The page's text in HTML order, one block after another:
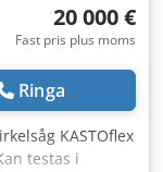
20 000 €
Fast pris plus moms
Ringa
KASTOflex
testas i